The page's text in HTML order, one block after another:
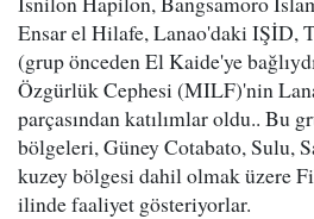
Ensar el Hilafe, Lanao'daki IŞİD,
(grup önceden El Kaide'ye
Özgürlük Cephesi (MILF)'nin
parçasından katılımlar oldu.. Bu
bölgeleri, Güney Cotabato, Sulu,
kuzey bölgesi dahil olmak üzere
ilinde faaliyet gösteriyorlar.